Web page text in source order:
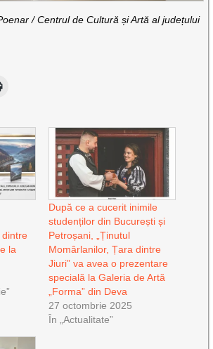
/ Centrul de Cultură și Artă al județului
dintre
la
După ce a cucerit inimile
studenților din București și
Petroșani, „Ținutul
Momârlanilor, Țara dintre
Jiuri” va avea o prezentare
specială la Galeria de Artă
„Forma” din Deva
27 octombrie 2025
În „Actualitate”